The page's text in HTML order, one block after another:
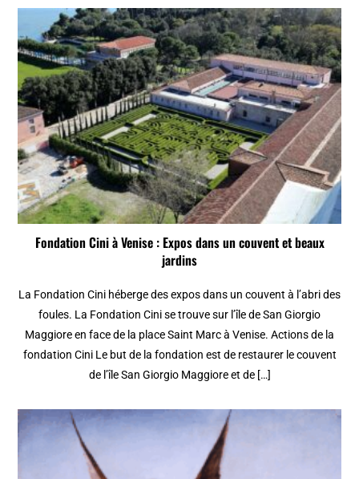
Fondation Cini à Venise : Expos dans un couvent et beaux
jardins
La Fondation Cini héberge des expos dans un couvent à l’abri des
foules. La Fondation Cini se trouve sur l’île de San Giorgio
Maggiore en face de la place Saint Marc à Venise. Actions de la
fondation Cini Le but de la fondation est de restaurer le couvent
de l’île San Giorgio Maggiore et de […]